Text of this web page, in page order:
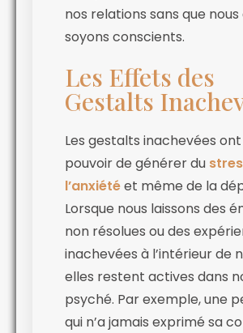
nos relations sans que nous
soyons conscients.
Les Effets des
Gestalts
Les gestalts inachevées
pouvoir de générer du
l’anxiétéet même de la
Lorsque nous laissons des
non résolues ou des
inachevées à l’intérieur de
elles restent actives dans
psyché. Par exemple, une
qui n’a jamais exprimé sa